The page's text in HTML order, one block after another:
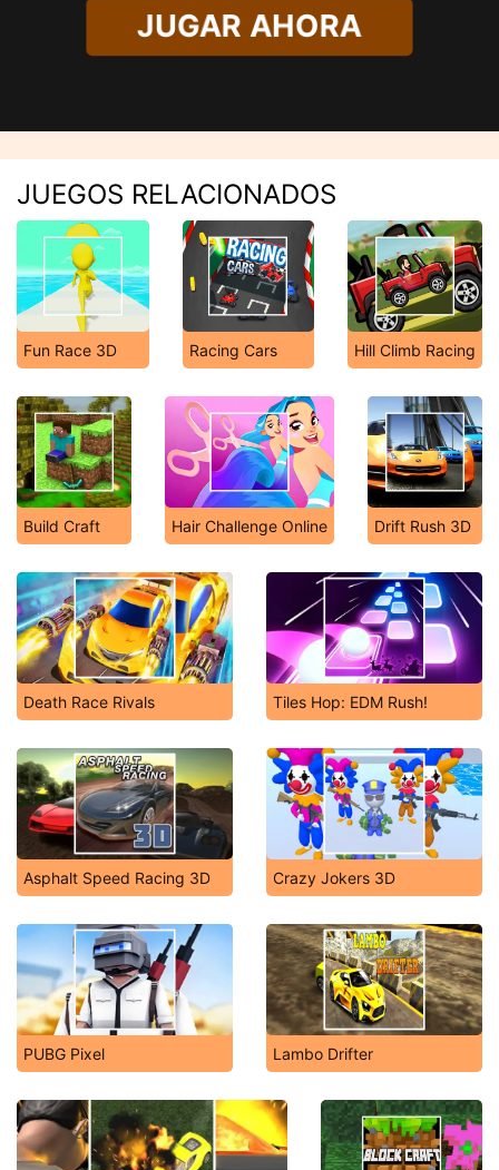
JUGAR AHORA
JUEGOS RELACIONADOS
Fun Race 3D Racing Cars Hill Climb Racing
Build Craft Hair Challenge Online Drift Rush 3D
Death Race Rivals Tiles Hop: EDM Rush!
Asphalt Speed Racing 3D Crazy Jokers 3D
PUBG Pixel Lambo Drifter